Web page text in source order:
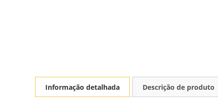
Informação detalhada Descrição de produto